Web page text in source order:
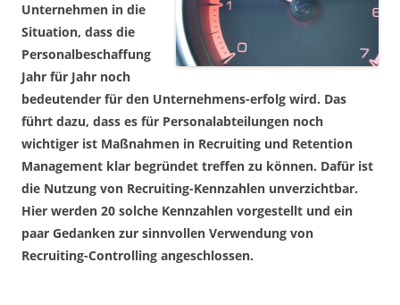
Unternehmen in die
Situation, dass die
Personalbeschaffung
Jahr für Jahr noch
bedeutender für den Unternehmens-erfolg wird. Das
führt dazu, dass es für Personalabteilungen noch
wichtiger ist Maßnahmen in Recruiting und Retention
Management klar begründet treffen zu können. Dafür ist
die Nutzung von Recruiting-Kennzahlen unverzichtbar.
Hier werden 20 solche Kennzahlen vorgestellt und ein
paar Gedanken zur sinnvollen Verwendung von
Recruiting-Controlling angeschlossen.